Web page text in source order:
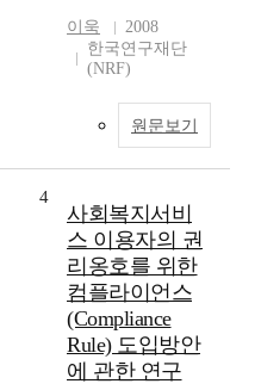
이욱
2008
한국연구재단
(NRF)
원문보기
4
사회복지서비
스 이용자의 권
리옹호를 위한
컴플라이언스
(Compliance
Rule) 도입방안
에 관한 연구